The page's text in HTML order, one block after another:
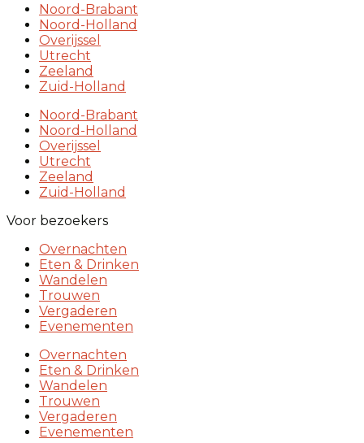
Noord-Brabant
Noord-Holland
Overijssel
Utrecht
Zeeland
Zuid-Holland
Noord-Brabant
Noord-Holland
Overijssel
Utrecht
Zeeland
Zuid-Holland
Voor bezoekers
Overnachten
Eten & Drinken
Wandelen
Trouwen
Vergaderen
Evenementen
Overnachten
Eten & Drinken
Wandelen
Trouwen
Vergaderen
Evenementen